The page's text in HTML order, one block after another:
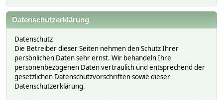
Datenschutzerklärung
Datenschutz
Die Betreiber dieser Seiten nehmen den Schutz Ihrer
persönlichen Daten sehr ernst. Wir behandeln Ihre
personenbezogenen Daten vertraulich und entsprechend der
gesetzlichen Datenschutzvorschriften sowie dieser
Datenschutzerklärung.